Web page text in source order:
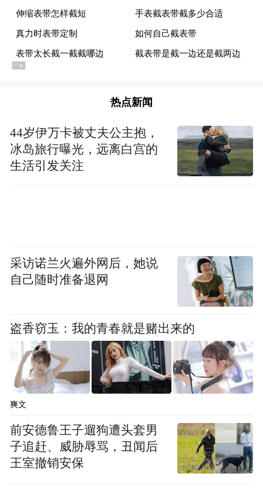
汽车解决方案BU产品营销部部长聂奕表示：
“今天，A5L的发布证明：燃油车不是智能时
代的旁观者。更重要的是，我们共同定义
了‘油电同智’智能燃油车的新标准。”
豪华智电，重构未来出行范式
面对全球最具活力的新能源汽车市场和最具
前瞻性的新能源用户，新品牌AUDI首款豪华
纯电车型奥迪 E5 Sportback，100%传承奥迪
奥迪 E5 Sportback基于概念车打造，完美传
热点新闻
44岁伊万卡被丈夫公主抱，
冰岛旅行曝光，远离白宫的
生活引发关注
采访诺兰火遍外网后，她说
自己随时准备退网
盗香窃玉：我的青春就是赌出来的
爽文
前安德鲁王子遛狗遭头套男
子追赶、威胁辱骂，丑闻后
王室撤销安保